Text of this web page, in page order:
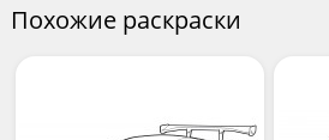
Похожие раскраски